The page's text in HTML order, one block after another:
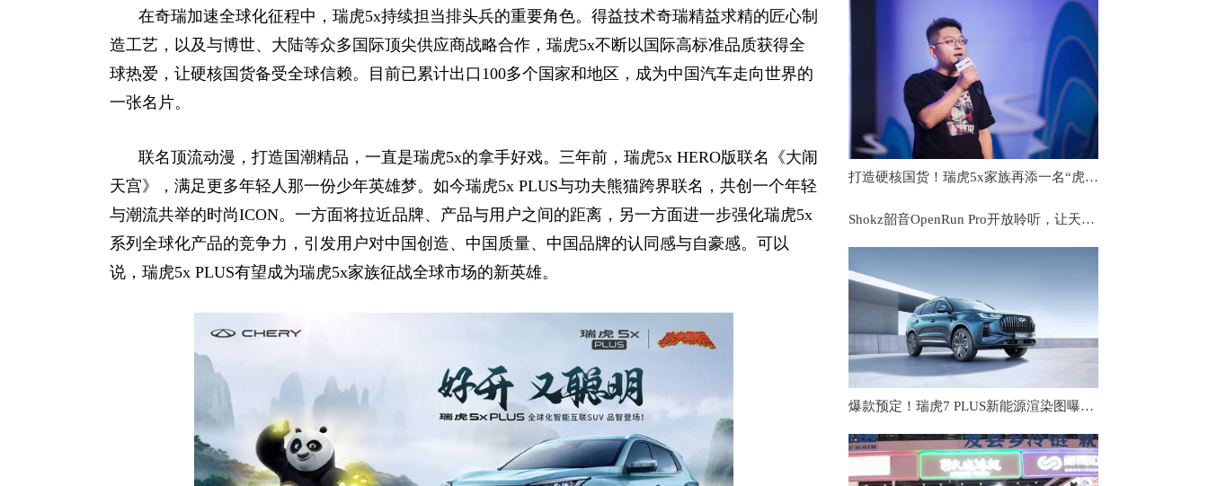
在奇瑞加速全球化征程中，瑞虎5x持续担当排头兵的重要角色。得益技术奇瑞精益求精的匠心制
造工艺，以及与博世、大陆等众多国际顶尖供应商战略合作，瑞虎5x不断以国际高标准品质获得全
球热爱，让硬核国货备受全球信赖。目前已累计出口100多个国家和地区，成为中国汽车走向世界的
一张名片。
联名顶流动漫，打造国潮精品，一直是瑞虎5x的拿手好戏。三年前，瑞虎5x HERO版联名《大闹
天宫》，满足更多年轻人那一份少年英雄梦。如今瑞虎5x PLUS与功夫熊猫跨界联名，共创一个年轻
与潮流共举的时尚ICON。一方面将拉近品牌、产品与用户之间的距离，另一方面进一步强化瑞虎5x
系列全球化产品的竞争力，引发用户对中国创造、中国质量、中国品牌的认同感与自豪感。可以
说，瑞虎5x PLUS有望成为瑞虎5x家族征战全球市场的新英雄。
打造硬核国货！瑞虎5x家族再添一名“虎将”，瑞虎5x PLUS正式上市
Shokz韶音OpenRun Pro开放聆听，让天籁伴随奔跑
爆款预定！瑞虎7 PLUS新能源渲染图曝光，双拼内饰，还有超大尺寸双联屏